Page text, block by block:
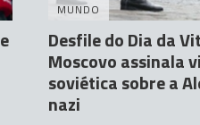
MUNDO
Desfile do Dia da
Moscovo assinala
soviética sobre a
nazi